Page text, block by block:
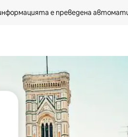
е преведена